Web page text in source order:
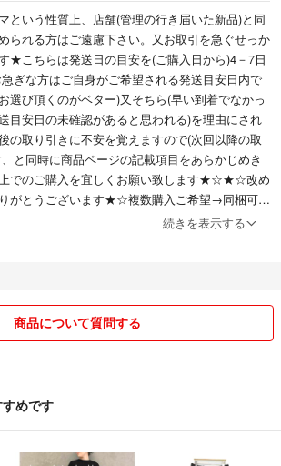
いう性質上、店舗(管理の行き届いた新品)と同
られる方はご遠慮下さい。又お取引を急ぐせっか
★こちらは発送日の目安を(ご購入日から)4－7日
ぎな方はご自身がご希望される発送目安日内で
選び頂くのがベター)又そちら(早い到着でなかっ
目安日の未確認があると思われる)を理由にされ
の取り引きに不安を覚えますので(次回以降の取
と同時に商品ページの記載項目をあらかじめき
でのご購入を宜しくお願い致します★☆★☆改め
がとうございます★☆複数購入ご希望→同梱可能
ト下さい★☆★保管環境でペット、喫煙者はおり
遠慮下さい☆★☆★☆
続きを表示する
商品について質問する
めです